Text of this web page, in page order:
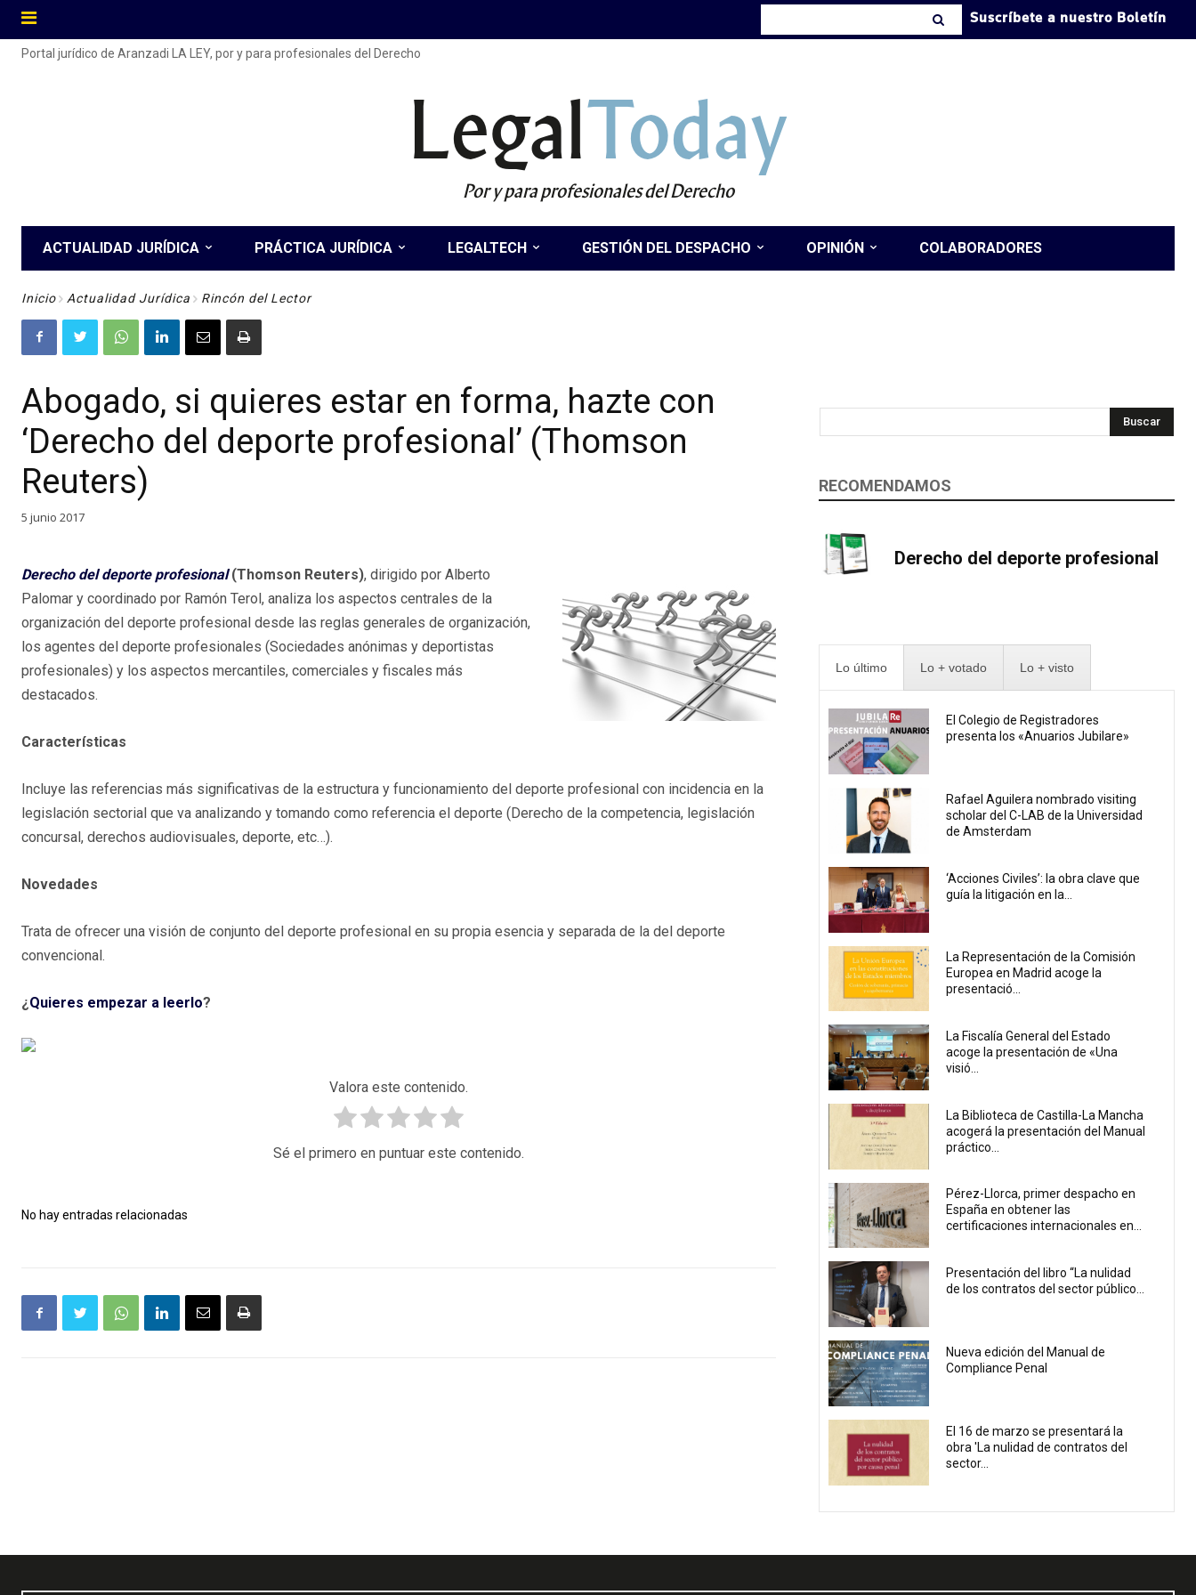
Suscríbete a nuestro Boletín
Portal jurídico de Aranzadi LA LEY, por y para profesionales del Derecho
LegalToday
Por y para profesionales del Derecho
ACTUALIDAD JURÍDICA PRÁCTICA JURÍDICA LEGALTECH GESTIÓN DEL DESPACHO OPINIÓN COLABORADORES
Inicio Actualidad Jurídica Rincón del Lector
Abogado, si quieres estar en forma, hazte con
‘Derecho del deporte profesional’ (Thomson
Reuters)
5 junio 2017
Derecho del deporte profesional (Thomson Reuters), dirigido por Alberto
Palomar y coordinado por Ramón Terol, analiza los aspectos centrales de la
organización del deporte profesional desde las reglas generales de organización,
los agentes del deporte profesionales (Sociedades anónimas y deportistas
profesionales) y los aspectos mercantiles, comerciales y fiscales más
destacados.
Características
Incluye las referencias más significativas de la estructura y funcionamiento del deporte profesional con incidencia en la
legislación sectorial que va analizando y tomando como referencia el deporte (Derecho de la competencia, legislación
concursal, derechos audiovisuales, deporte, etc…).
Novedades
Trata de ofrecer una visión de conjunto del deporte profesional en su propia esencia y separada de la del deporte
convencional.
¿Quieres empezar a leerlo?
Valora este contenido.
Sé el primero en puntuar este contenido.
No hay entradas relacionadas
Buscar
RECOMENDAMOS
Derecho del deporte profesional
Lo último Lo + votado Lo + visto
El Colegio de Registradores
presenta los «Anuarios Jubilare»
Rafael Aguilera nombrado visiting
scholar del C-LAB de la Universidad
de Amsterdam
‘Acciones Civiles’: la obra clave que
guía la litigación en la...
La Representación de la Comisión
Europea en Madrid acoge la
presentació...
La Fiscalía General del Estado
acoge la presentación de «Una
visió...
La Biblioteca de Castilla-La Mancha
acogerá la presentación del Manual
práctico...
Pérez-Llorca, primer despacho en
España en obtener las
certificaciones internacionales en...
Presentación del libro “La nulidad
de los contratos del sector público...
Nueva edición del Manual de
Compliance Penal
El 16 de marzo se presentará la
obra 'La nulidad de contratos del
sector...